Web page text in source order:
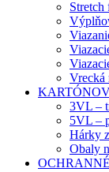
Stretch
Vrecká
3VL –
5VL –
Hárky
Obaly